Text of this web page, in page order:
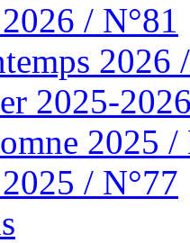
/ N°81
2026
2025-
2025 /
/ N°77